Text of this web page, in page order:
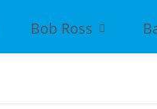
Bob Ross